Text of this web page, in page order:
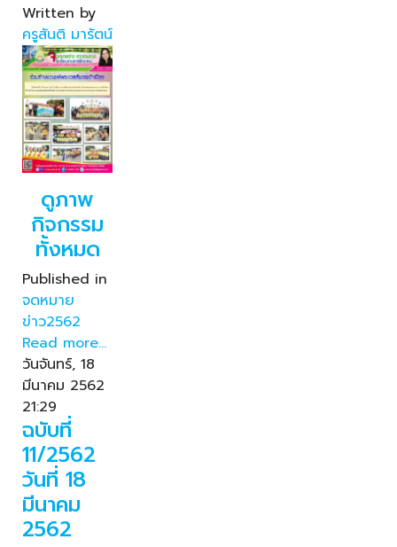
Written by
ครูสันติ มารัตน์
ดูภาพ
กิจกรรม
ทั้งหมด
Published in
จดหมาย
ข่าว2562
Read more...
วันจันทร์, 18
มีนาคม 2562
21:29
ฉบับที่
11/2562
วันที่ 18
มีนาคม
2562